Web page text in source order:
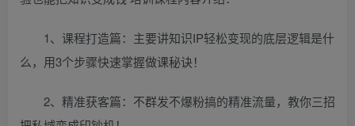
1、课程打造篇：主要讲知识IP轻松变现的底层逻辑是什
么，用3个步骤快速掌握做课秘诀！
2、精准获客篇：不群发不爆粉搞的精准流量，教你三招